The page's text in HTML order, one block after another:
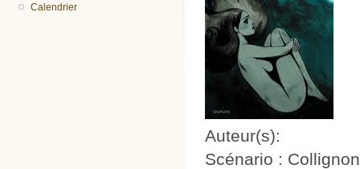
Calendrier
Auteur(s):
Scénario : Collignon